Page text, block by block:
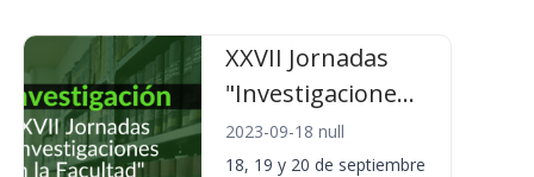
XXVII Jornadas
"Investigacione...
2023-09-18 null
18, 19 y 20 de septiembre